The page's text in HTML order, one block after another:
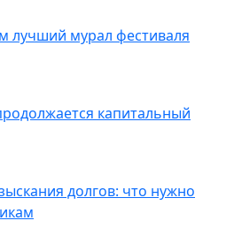
мурал фестиваля
капитальный
долгов: что нужно